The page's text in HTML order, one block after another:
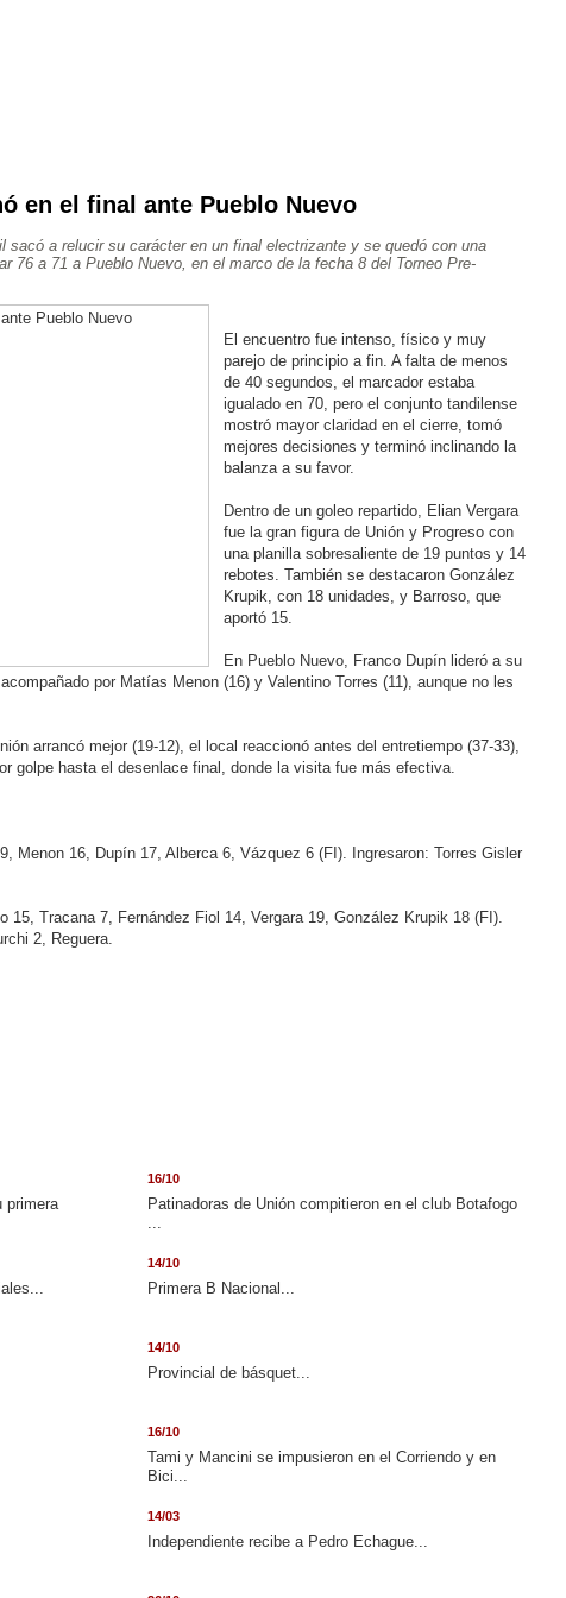
Atletismo
Aventura
en el final ante Pueblo Nuevo
sacó a relucir su carácter en un final electrizante y se quedó con una
76 a 71 a Pueblo Nuevo, en el marco de la fecha 8 del Torneo Pre-
El encuentro fue intenso, físico y muy
parejo de principio a fin. A falta de menos
de 40 segundos, el marcador estaba
igualado en 70, pero el conjunto tandilense
mostró mayor claridad en el cierre, tomó
mejores decisiones y terminó inclinando la
balanza a su favor.
Dentro de un goleo repartido, Elian Vergara
fue la gran figura de Unión y Progreso con
una planilla sobresaliente de 19 puntos y 14
rebotes. También se destacaron González
Krupik, con 18 unidades, y Barroso, que
aportó 15.
En Pueblo Nuevo, Franco Dupín lideró a su
por Matías Menon (16) y Valentino Torres (11), aunque no les
arrancó mejor (19-12), el local reaccionó antes del entretiempo (37-33),
golpe hasta el desenlace final, donde la visita fue más efectiva.
Menon 16, Dupín 17, Alberca 6, Vázquez 6 (FI). Ingresaron: Torres Gisler
15, Tracana 7, Fernández Fiol 14, Vergara 19, González Krupik 18 (FI).
2, Reguera.
primera
16/10
Patinadoras de Unión compitieron en el club Botafogo
...
14/10
Primera B Nacional...
14/10
Provincial de básquet...
16/10
Tami y Mancini se impusieron en el Corriendo y en
Bici...
14/03
Independiente recibe a Pedro Echague...